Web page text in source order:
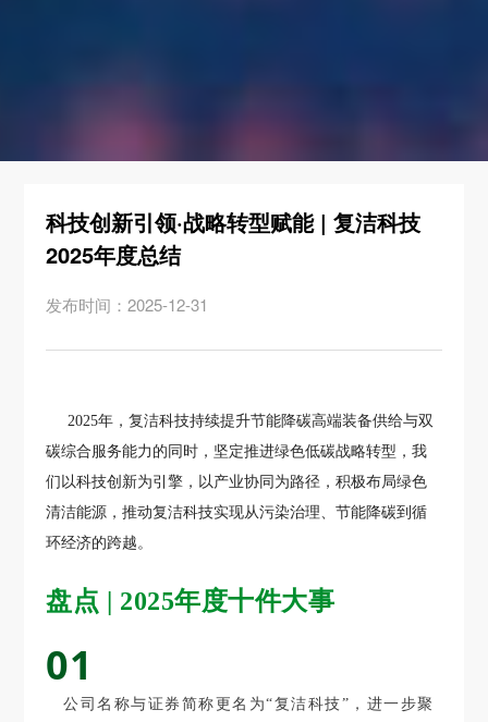
科技创新引领·战略转型赋能 | 复洁科技
2025年度总结
发布时间：2025-12-31
2025年，复洁科技持续提升节能降碳高端装备供给与双
碳综合服务能力的同时，坚定推进绿色低碳战略转型，我
们以科技创新为引擎，以产业协同为路径，积极布局绿色
清洁能源，推动复洁科技实现从污染治理、节能降碳到循
环经济的跨越。
盘点 | 2025年度十件大事
01
公司名称与证券简称更名为“复洁科技”，进一步聚